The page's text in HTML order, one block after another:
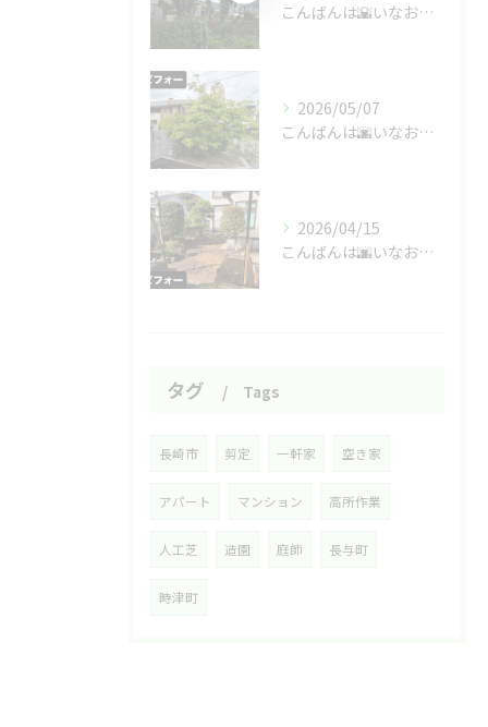
こんばんは🌇いなお造園です❗️
2026/05/07
こんばんは🌆いなお造園です❗️
2026/04/15
こんばんは🌆いなお造園です❗️
タグ Tags
長崎市 剪定 一軒家 空き家
アパート マンション 高所作業
人工芝 造園 庭師 長与町
時津町